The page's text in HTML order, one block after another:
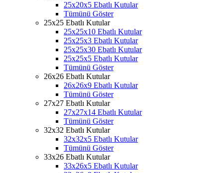
25x20x5 Ebatlı Kutular
Tümünü Göster
25x25 Ebatlı Kutular
25x25x10 Ebatlı Kutular
25x25x3 Ebatlı Kutular
25x25x30 Ebatlı Kutular
25x25x5 Ebatlı Kutular
Tümünü Göster
26x26 Ebatlı Kutular
26x26x9 Ebatlı Kutular
Tümünü Göster
27x27 Ebatlı Kutular
27x27x14 Ebatlı Kutular
Tümünü Göster
32x32 Ebatlı Kutular
32x32x5 Ebatlı Kutular
Tümünü Göster
33x26 Ebatlı Kutular
33x26x5 Ebatlı Kutular